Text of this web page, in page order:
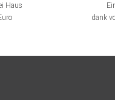
Haus
dank